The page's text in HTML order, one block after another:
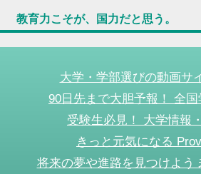
教育力こそが、国力だと思う。
大学・学部選びの動画サ
90日先まで大胆予報！ 全
受験生必見！ 大学情報
きっと元気になる
将来の夢や進路を見つけよう